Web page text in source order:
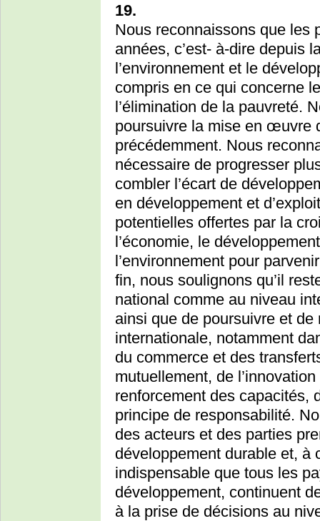
19.
Nous reconnaissons que les
années, c’est- à-dire depuis
l’environnement et le
compris en ce qui concerne
l’élimination de la pauvreté.
poursuivre la mise en œuvre
précédemment. Nous
nécessaire de progresser
combler l’écart de
en développement et
potentielles offertes par la
l’économie, le
l’environnement pour
fin, nous soulignons qu’il
national comme au niveau
ainsi que de poursuivre et
internationale, notamment
du commerce et des
mutuellement, de
renforcement des capacités,
principe de responsabilité.
des acteurs et des parties
développement durable et, à
indispensable que tous les
développement, continuent
à la prise de décisions au